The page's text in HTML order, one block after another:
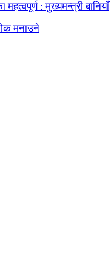
: मुख्यमन्त्री बानियाँ
मनाउने